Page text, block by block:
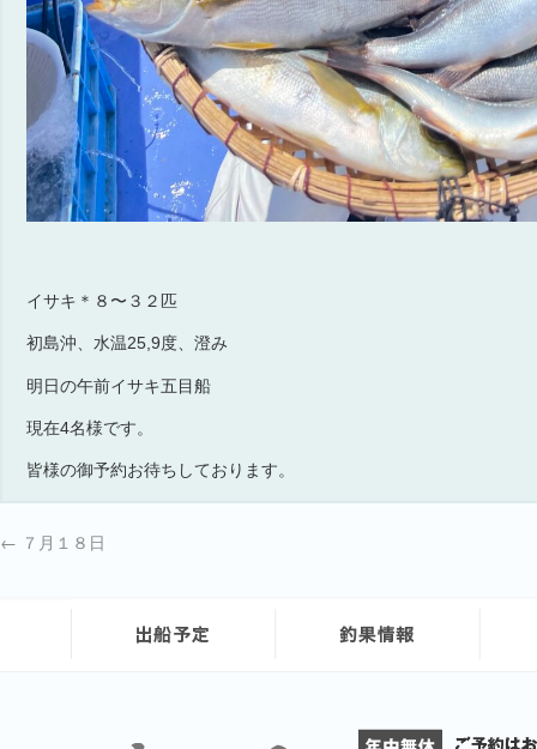
イサキ＊８〜３２匹
初島沖、水温25,9度、澄み
明日の午前イサキ五目船
現在4名様です。
皆様の御予約お待ちしております。
← ７月１８日